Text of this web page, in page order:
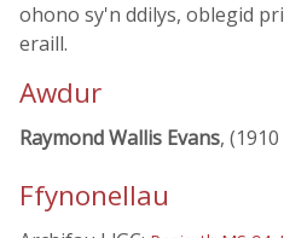
ohono sy'n ddilys, oblegid
eraill.
Awdur
Raymond Wallis Evans,
Ffynonellau